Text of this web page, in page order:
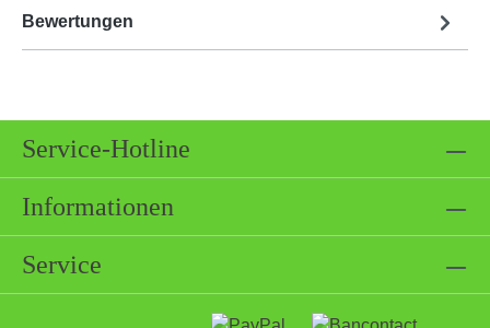
Bewertungen
Service-Hotline
Informationen
Service